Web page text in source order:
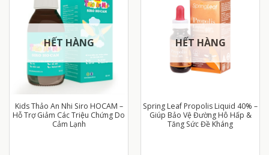
HẾT HÀNG
Kids Thảo An Nhi Siro HOCAM –
Hỗ Trợ Giảm Các Triệu Chứng Do
Cảm Lạnh
HẾT HÀNG
Spring Leaf Propolis Liquid 40% –
Giúp Bảo Vệ Đường Hô Hấp &
Tăng Sức Đề Kháng